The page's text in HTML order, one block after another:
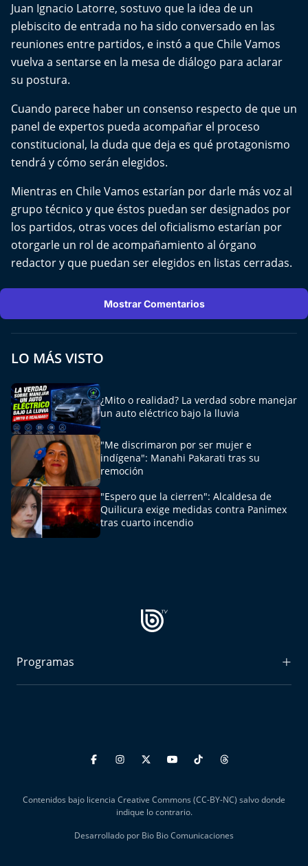
Trasnoche
Reto Inmobiliario
Punto de Encuentro
Yo invito
Juan Ignacio Latorre, sostuvo que la idea de un
plebiscito de entrada no ha sido conversado en las
reuniones entre partidos, e instó a que Chile Vamos
vuelva a sentarse en la mesa de diálogo para aclarar
su postura.
Cuando parece haber un consenso respecto de que un
panel de expertos pueda acompañar el proceso
constitucional, la duda que deja es qué protagonismo
tendrá y cómo serán elegidos.
Mientras en Chile Vamos estarían por darle más voz al
grupo técnico y que éstos puedan ser designados por
los partidos, otras voces del oficialismo estarían por
otorgarle un rol de acompañamiento al órgano
redactor y que puedan ser elegidos en listas cerradas.
Mostrar Comentarios
LO MÁS VISTO
¿Mito o realidad? La verdad sobre manejar
un auto eléctrico bajo la lluvia
"Me discrimaron por ser mujer e
indígena": Manahi Pakarati tras su
remoción
"Espero que la cierren": Alcaldesa de
Quilicura exige medidas contra Panimex
tras cuarto incendio
Programas
Podría Ser Peor
Entrevistas BioBioTV
Comentarios de Tomás Mosciatti
Contenidos bajo licencia Creative Commons (CC-BY-NC) salvo donde
indique lo contrario.
Desarrollado por Bio Bio Comunicaciones